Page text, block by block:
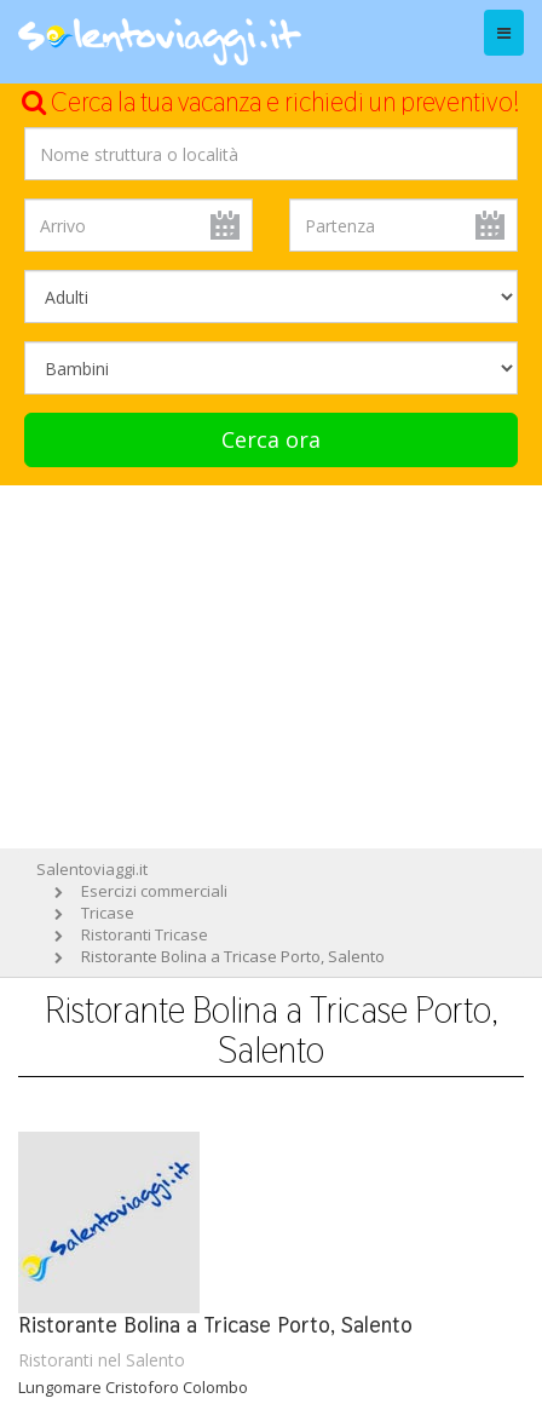
Menu
Cerca la tua vacanza e richiedi un preventivo!
Cerca ora
Salentoviaggi.it
Esercizi commerciali
Tricase
Ristoranti Tricase
Ristorante Bolina a Tricase Porto, Salento
Ristorante Bolina a Tricase Porto,
Salento
Ristorante Bolina a Tricase Porto, Salento
Ristoranti nel Salento
Lungomare Cristoforo Colombo